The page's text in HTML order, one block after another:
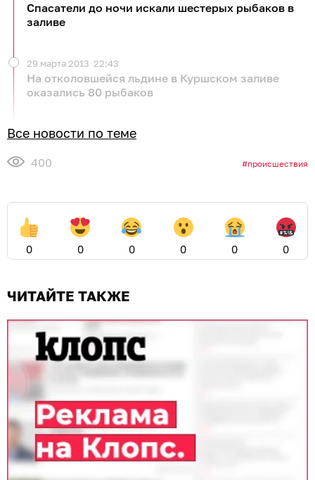
Спасатели до ночи искали шестерых рыбаков в
заливе
На отколовшейся льдине в Куршском заливе
оказались 80 рыбаков
29 марта 2013 22:43
Все новости по теме
400 происшествия
0 0 0 0 0 0
ЧИТАЙТЕ ТАКЖЕ